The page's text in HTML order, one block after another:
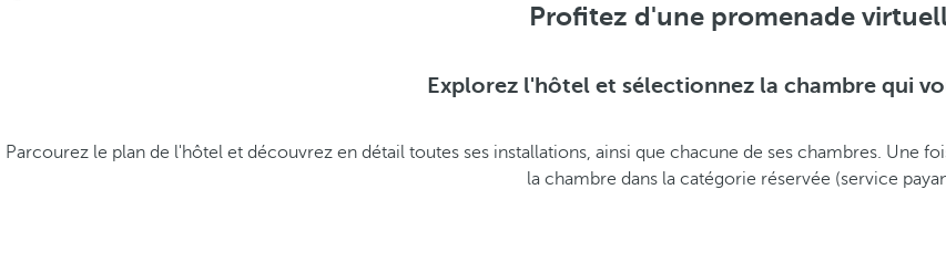
Profitez d'une promenade
Explorez l'hôtel et sélectionnez la chambre qui
Parcourez le plan de l'hôtel et découvrez en détail toutes ses installations, ainsi que chacune de ses chambres. Une
la chambre dans la catégorie réservée (service